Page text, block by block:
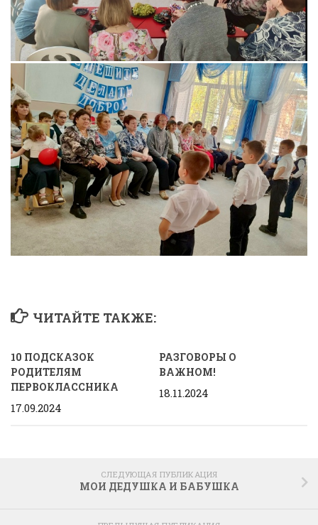
ЧИТАЙТЕ ТАКЖЕ:
10 ПОДСКАЗОК
РОДИТЕЛЯМ
ПЕРВОКЛАССНИКА
17.09.2024
РАЗГОВОРЫ О
ВАЖНОМ!
18.11.2024
СЛЕДУЮЩАЯ ПУБЛИКАЦИЯ
МОИ ДЕДУШКА И БАБУШКА